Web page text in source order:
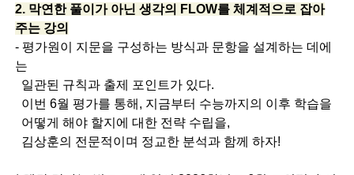
2. 막연한 풀이가 아닌 생각의 FLOW를 체계적으로 잡아
주는 강의
- 평가원이 지문을 구성하는 방식과 문항을 설계하는 데에
는
일관된 규칙과 출제 포인트가 있다.
이번 6월 평가를 통해, 지금부터 수능까지의 이후 학습을
어떻게 해야 할지에 대한 전략 수립을,
김상훈의 전문적이며 정교한 분석과 함께 하자!